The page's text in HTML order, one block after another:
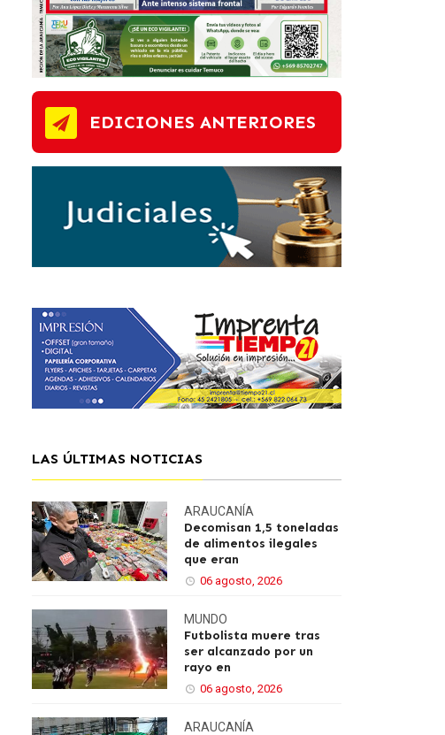
EDICIONES ANTERIORES
LAS ÚLTIMAS NOTICIAS
ARAUCANÍA
Decomisan 1,5 toneladas
de alimentos ilegales
que eran
06 agosto, 2026
MUNDO
Futbolista muere tras
ser alcanzado por un
rayo en
06 agosto, 2026
ARAUCANÍA